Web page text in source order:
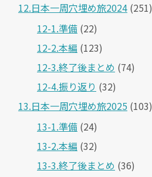
12.日本一周穴埋め旅2024 (251)
12-1.準備 (22)
12-2.本編 (123)
12-3.終了後まとめ (74)
12-4.振り返り (32)
13.日本一周穴埋め旅2025 (103)
13-1.準備 (24)
13-2.本編 (32)
13-3.終了後まとめ (36)